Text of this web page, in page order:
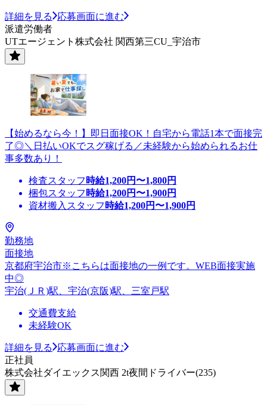
詳細を見る
応募画面に進む
派遣労働者
UTエージェント株式会社 関西第三CU_宇治市
【始めるなら今！】即日面接OK！自宅から電話1本で面接完
了◎＼日払いOKでスグ稼げる／未経験から始められるお仕
事多数あり！
検査スタッフ 時給1,200円〜1,800円
梱包スタッフ 時給1,200円〜1,900円
資材搬入スタッフ 時給1,200円〜1,900円
勤務地
面接地
京都府宇治市※こちらは面接地の一例です。WEB面接実施
中◎
宇治(ＪＲ)駅、宇治(京阪)駅、三室戸駅
交通費支給
未経験OK
詳細を見る
応募画面に進む
正社員
株式会社ダイエックス関西 2t夜間ドライバー(235)